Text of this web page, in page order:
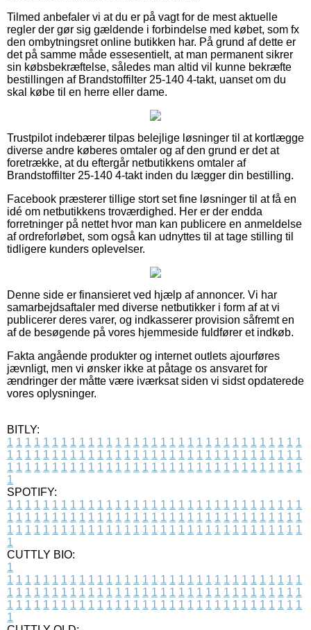
Tilmed anbefaler vi at du er på vagt for de mest aktuelle
regler der gør sig gældende i forbindelse med købet, som fx
den ombytningsret online butikken har. På grund af dette er
det på samme måde essesentielt, at man permanent sikrer
sin købsbekræftelse, således man altid vil kunne bekræfte
bestillingen af Brandstoffilter 25-140 4-takt, uanset om du
skal købe til en herre eller dame.
Trustpilot indebærer tilpas belejlige løsninger til at kortlægge
diverse andre køberes omtaler og af den grund er det at
foretrække, at du eftergår netbutikkens omtaler af
Brandstoffilter 25-140 4-takt inden du lægger din bestilling.
Facebook præsterer tillige stort set fine løsninger til at få en
idé om netbutikkens troværdighed. Her er der endda
forretninger på nettet hvor man kan publicere en anmeldelse
af ordreforløbet, som også kan udnyttes til at tage stilling til
tidligere kunders oplevelser.
Denne side er finansieret ved hjælp af annoncer. Vi har
samarbejdsaftaler med diverse netbutikker i form af at vi
publicerer deres varer, og indkasserer provision såfremt en
af de besøgende på vores hjemmeside fuldfører et indkøb.
Fakta angående produkter og internet outlets ajourføres
jævnligt, men vi ønsker ikke at påtage os ansvaret for
ændringer der måtte være iværksat siden vi sidst opdaterede
vores oplysninger.
BITLY:
1 1 1 1 1 1 1 1 1 1 1 1 1 1 1 1 1 1 1 1 1 1 1 1 1 1 1 1 1 1 1 1 1
1 1 1 1 1 1 1 1 1 1 1 1 1 1 1 1 1 1 1 1 1 1 1 1 1 1 1 1 1 1 1 1 1
1 1 1 1 1 1 1 1 1 1 1 1 1 1 1 1 1 1 1 1 1 1 1 1 1 1 1 1 1 1 1 1 1
1
SPOTIFY:
1 1 1 1 1 1 1 1 1 1 1 1 1 1 1 1 1 1 1 1 1 1 1 1 1 1 1 1 1 1 1 1 1
1 1 1 1 1 1 1 1 1 1 1 1 1 1 1 1 1 1 1 1 1 1 1 1 1 1 1 1 1 1 1 1 1
1 1 1 1 1 1 1 1 1 1 1 1 1 1 1 1 1 1 1 1 1 1 1 1 1 1 1 1 1 1 1 1 1
1
CUTTLY BIO:
1
1 1 1 1 1 1 1 1 1 1 1 1 1 1 1 1 1 1 1 1 1 1 1 1 1 1 1 1 1 1 1 1 1
1 1 1 1 1 1 1 1 1 1 1 1 1 1 1 1 1 1 1 1 1 1 1 1 1 1 1 1 1 1 1 1 1
1 1 1 1 1 1 1 1 1 1 1 1 1 1 1 1 1 1 1 1 1 1 1 1 1 1 1 1 1 1 1 1 1
1